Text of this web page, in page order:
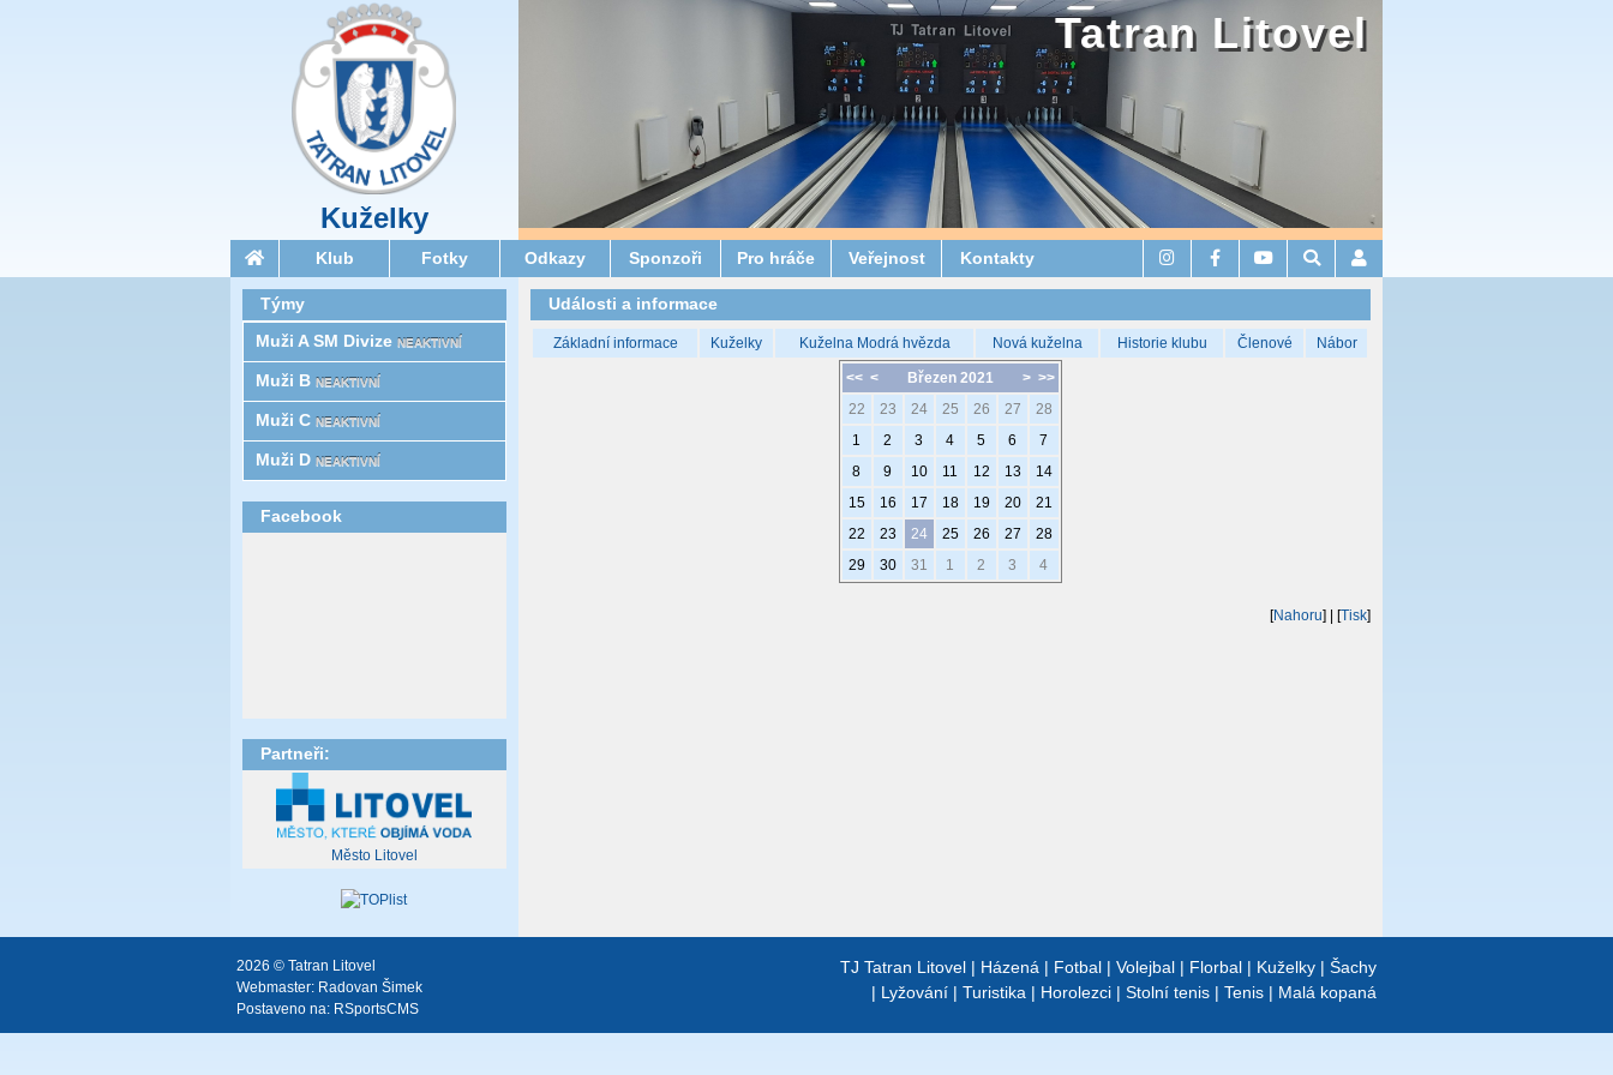
Kuželky
Tatran Litovel
Klub Fotky Odkazy Sponzoři Pro hráče Veřejnost Kontakty
Události a informace
Základní informace Kuželky Kuželna Modrá hvězda Nová kuželna Historie klubu Členové Nábor
<< < > >>
Březen 2021
22
23 24 25 26 27
28
1
2 3 4 5 6
7
8
9 10 11 12 13
14
15
16 17 18 19 20
21
22
23 24 25 26 27
28
29
30 31 1 2 3 4
[Nahoru] | [Tisk]
Týmy
Muži A SM Divize NEAKTIVNÍ
Muži B NEAKTIVNÍ
Muži C NEAKTIVNÍ
Muži D NEAKTIVNÍ
Facebook
Partneři:
Město Litovel
TJ Tatran Litovel | Házená | Fotbal | Volejbal | Florbal | Kuželky | Šachy
| Lyžování | Turistika | Horolezci | Stolní tenis | Tenis | Malá kopaná
2026 © Tatran Litovel
Webmaster: Radovan Šimek
Postaveno na: RSportsCMS